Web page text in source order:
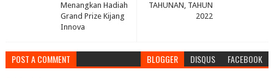
TAHUNAN, TAHUN
2022
Menangkan Hadiah
Grand Prize Kijang
Innova
POST A COMMENT BLOGGER DISQUS FACEBOOK